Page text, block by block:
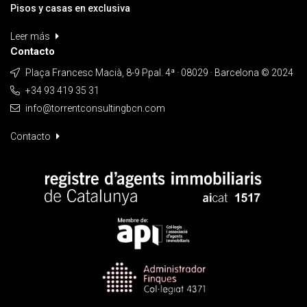
Pisos y casas en exclusiva
Leer más
Contacto
Plaça Francesc Macià, 8-9 Ppal. 4ª · 08029 · Barcelona © 2024
+34 93 419 35 31
info@torrentconsultingbcn.com
Contacto